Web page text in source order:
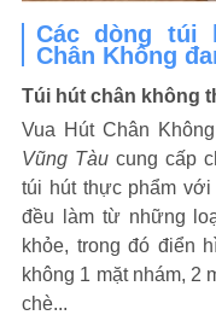
Các dòng túi
Chân Không
Túi hút chân không
Vua Hút Chân
Vũng Tàu cung cấp
túi hút thực phẩm
đều làm từ những
khỏe, trong đó điển
không 1 mặt nhám, 2
chè...